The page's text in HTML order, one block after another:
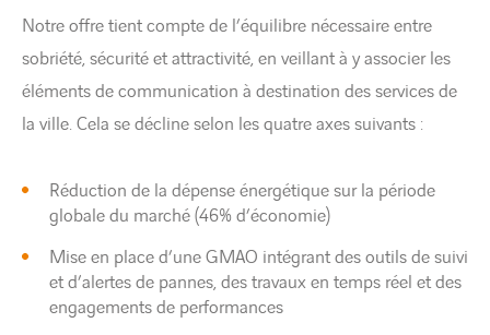
Notre offre tient compte de l’équilibre nécessaire entre
sobriété, sécurité et attractivité, en veillant à y associer les
éléments de communication à destination des services de
la ville. Cela se décline selon les quatre axes suivants :
Réduction de la dépense énergétique sur la période
globale du marché (46% d’économie)
Mise en place d’une GMAO intégrant des outils de suivi
et d’alertes de pannes, des travaux en temps réel et des
engagements de performances